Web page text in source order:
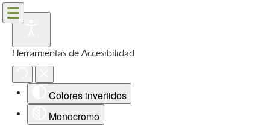
Herramientas de Accesibilidad
Colores invertidos
Monocromo